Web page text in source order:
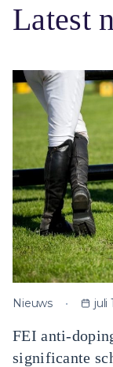
Latest
Nieuws juli
FEI anti-
significante